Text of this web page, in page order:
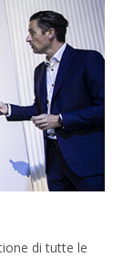
di tutte le